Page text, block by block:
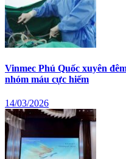
Vinmec Phú Quốc xuyên
nhóm máu cực hiếm
14/03/2026